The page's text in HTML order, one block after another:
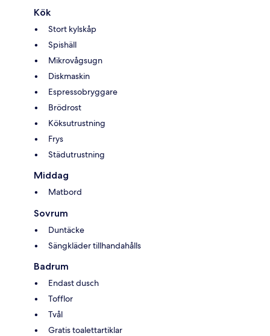
Kök
Stort kylskåp
Spishäll
Mikrovågsugn
Diskmaskin
Espressobryggare
Brödrost
Köksutrustning
Frys
Städutrustning
Middag
Matbord
Sovrum
Duntäcke
Sängkläder tillhandahålls
Badrum
Endast dusch
Tofflor
Tvål
Gratis toalettartiklar